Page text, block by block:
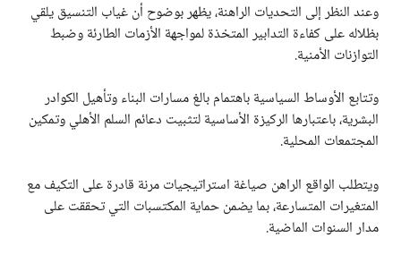
وعند النظر إلى التحديات الراهنة، يظهر بوضوح أن غياب التنسيق يلقي
بظلاله على كفاءة التدابير المتخذة لمواجهة الأزمات الطارئة وضبط
التوازنات الأمنية.
وتتابع الأوساط السياسية باهتمام بالغ مسارات البناء وتأهيل الكوادر
البشرية، باعتبارها الركيزة الأساسية لتثبيت دعائم السلم الأهلي وتمكين
المجتمعات المحلية.
ويتطلب الواقع الراهن صياغة استراتيجيات مرنة قادرة على التكيف مع
المتغيرات المتسارعة، بما يضمن حماية المكتسبات التي تحققت على
مدار السنوات الماضية.